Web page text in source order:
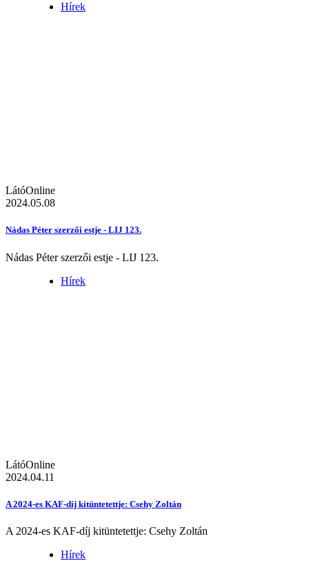
Hírek
LátóOnline
2024.05.08
Nádas Péter szerzői estje - LIJ 123.
Nádas Péter szerzői estje - LIJ 123.
Hírek
LátóOnline
2024.04.11
A 2024-es KAF-díj kitüntetettje: Csehy Zoltán
A 2024-es KAF-díj kitüntetettje: Csehy Zoltán
Hírek